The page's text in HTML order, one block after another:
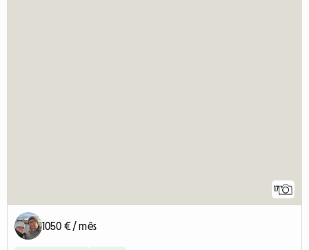
17
1050 € / mês